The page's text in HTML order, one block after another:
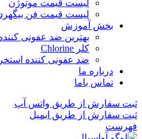
لیست قیمت موتوژن
لیست قیمت فن
بخش آموزش
بهترین ضد عفونی
کلر Chlorine
ضد عفونی کننده استخر
درباره ما
تماس باما
ثبت سفارش از طریق واتس آپ
ثبت سفارش از طریق ایمیل
فهرست